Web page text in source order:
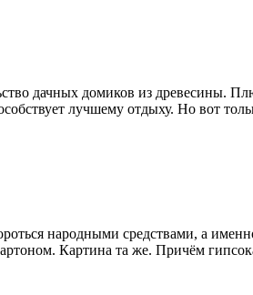
дачных домиков из древесины.
лучшему отдыху. Но вот
народными средствами, а
Картина та же. Причём